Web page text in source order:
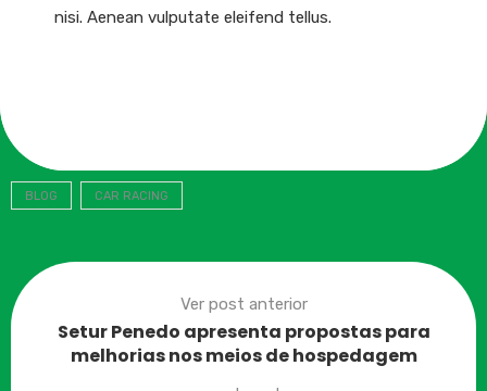
nisi. Aenean vulputate eleifend tellus.
BLOG CAR RACING
Ver post anterior
Setur Penedo apresenta propostas para
melhorias nos meios de hospedagem